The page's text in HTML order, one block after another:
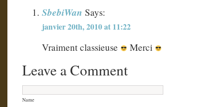
SbebiWan Says:
janvier 20th, 2010 at 11:22
Vraiment classieuse Merci
Leave a Comment
Name